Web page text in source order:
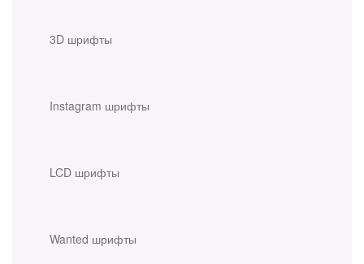
3D шрифты
Instagram шрифты
LCD шрифты
Wanted шрифты